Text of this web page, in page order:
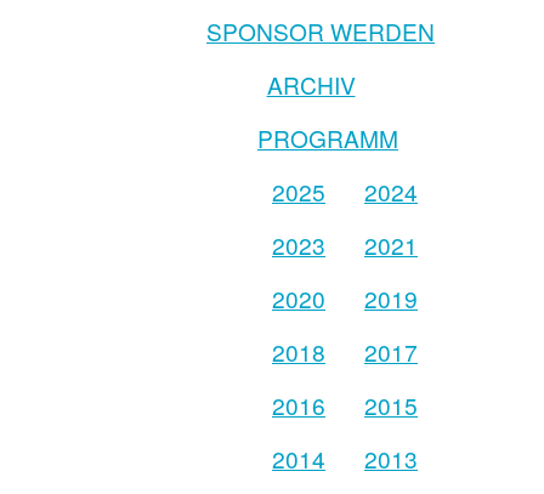
SPONSOR WERDEN
ARCHIV
PROGRAMM
2025
2024
2023
2021
2020
2019
2018
2017
2016
2015
2014
2013